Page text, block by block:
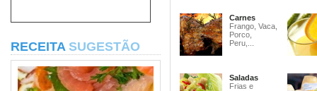
RECEITA SUGESTÃO
Carnes
Frango, Vaca,
Porco,
Peru,...
Saladas
Frias e